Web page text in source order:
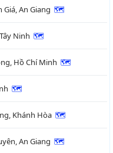
Giá, An Giang 🗺
Ninh 🗺
Hồ Chí Minh 🗺
🗺
Khánh Hòa 🗺
An Giang 🗺